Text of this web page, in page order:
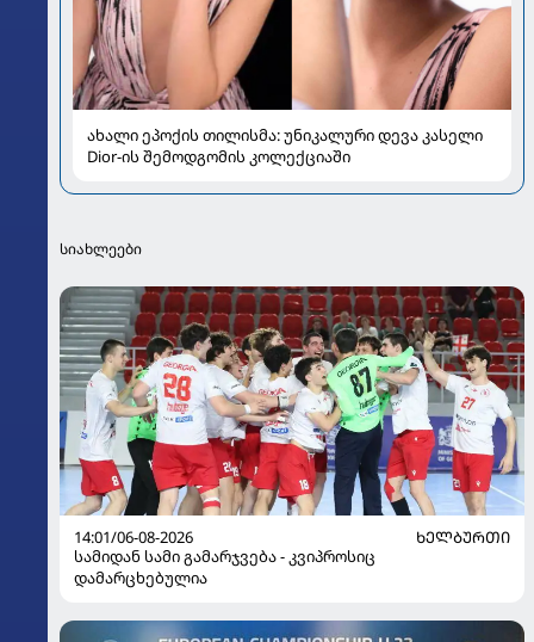
ახალი ეპოქის თილისმა: უნიკალური დევა კასელი
Dior-ის შემოდგომის კოლექციაში
სიახლეები
14:01/06-08-2026
ᲮᲔᲚᲑᲣᲠᲗᲘ
სამიდან სამი გამარჯვება - კვიპროსიც
დამარცხებულია